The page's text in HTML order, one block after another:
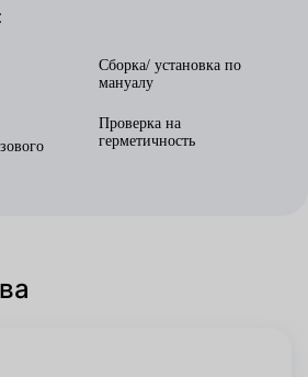
Сборка/ установка по
мануалу
Проверка на
герметичность